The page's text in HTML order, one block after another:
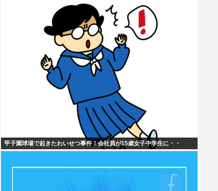
甲子園球場で起きたわいせつ事件！会社員が15歳女子中学生に・・